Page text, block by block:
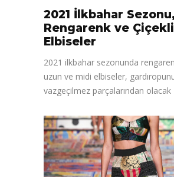
2021 İlkbahar Sezonu,
Rengarenk ve Çiçekli
Elbiseler
2021 ilkbahar sezonunda
uzun ve midi elbiseler,
vazgeçilmez parçalarından olacak